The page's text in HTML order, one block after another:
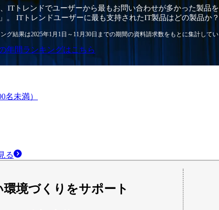
、ITトレンドでユーザーから最もお問い合わせが多かった製品
。 ITトレンドユーザーに最も支持されたIT製品はどの製品か
グ結果は2025年1月1日～ 11月30日 までの期間の資料請求数をもとに集計してい
年間ランキングはこちら
名未満）
る
境づくりをサポート